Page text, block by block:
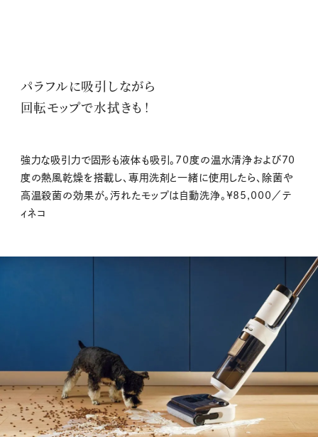
パラフルに吸引しながら
回転モップで水拭きも！
強力な吸引力で固形も液体も吸引。70度の温水清浄および70
度の熱風乾燥を搭載し、専用洗剤と一緒に使用したら、除菌や
高温殺菌の効果が。汚れたモップは自動洗浄。¥85,000／テ
ィネコ